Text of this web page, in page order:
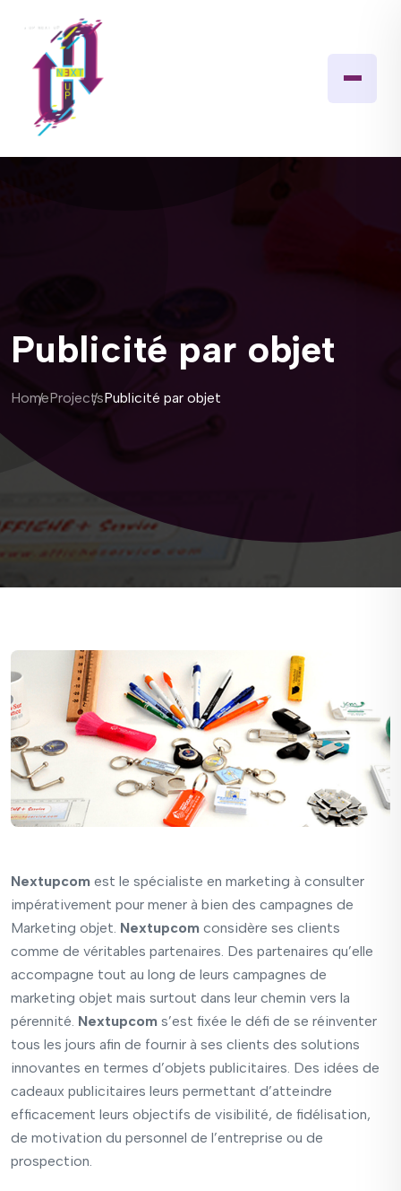
Publicité par objet
HomeProjectsPublicité par objet
Nextupcom est le spécialiste en marketing à consulter
impérativement pour mener à bien des campagnes de
Marketing objet. Nextupcom considère ses clients
comme de véritables partenaires. Des partenaires qu’elle
accompagne tout au long de leurs campagnes de
marketing objet mais surtout dans leur chemin vers la
pérennité. Nextupcom s’est fixée le défi de se réinventer
tous les jours afin de fournir à ses clients des solutions
innovantes en termes d’objets publicitaires. Des idées de
cadeaux publicitaires leurs permettant d’atteindre
efficacement leurs objectifs de visibilité, de fidélisation,
de motivation du personnel de l’entreprise ou de
prospection.